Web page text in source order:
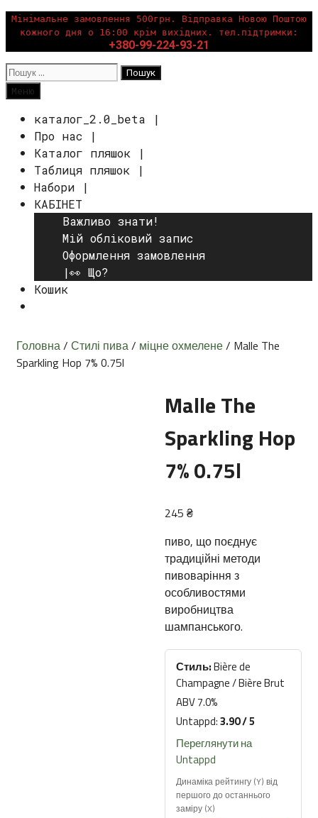
Перейти
вмісту
Мінімальне замовлення 500грн. Відправка Новою Поштою
кожного дня о 16:00 крім вихідних. тел.підтримки:
+380-99-224-93-21
Пошук:
Пошук
Меню
каталог_2.0_beta |
Про нас |
Каталог пляшок |
Таблиця пляшок |
Набори |
КАБІНЕТ
Важливо знати!
Мій обліковий запис
Оформлення замовлення
|👀 Що?
Кошик
Головна/ Стилі пива/ міцне охмелене/ Malle The
Sparkling Hop 7% 0.75l
Malle The
Sparkling Hop
7% 0.75l
245₴
пиво, що поєднує
традиційні методи
пивоваріння з
особливостями
виробництва
шампанського.
Стиль:Bière de
Champagne / Bière Brut
ABV 7.0%
Untappd:3.90 / 5
Переглянути на
Untappd
Динаміка рейтингу (Y) від
першого до останнього
заміру (X)